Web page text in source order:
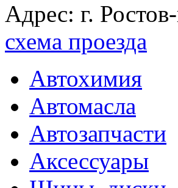
Адрес: г.
схема проезда
Автохимия
Автомасла
Автозапчасти
Аксессуары